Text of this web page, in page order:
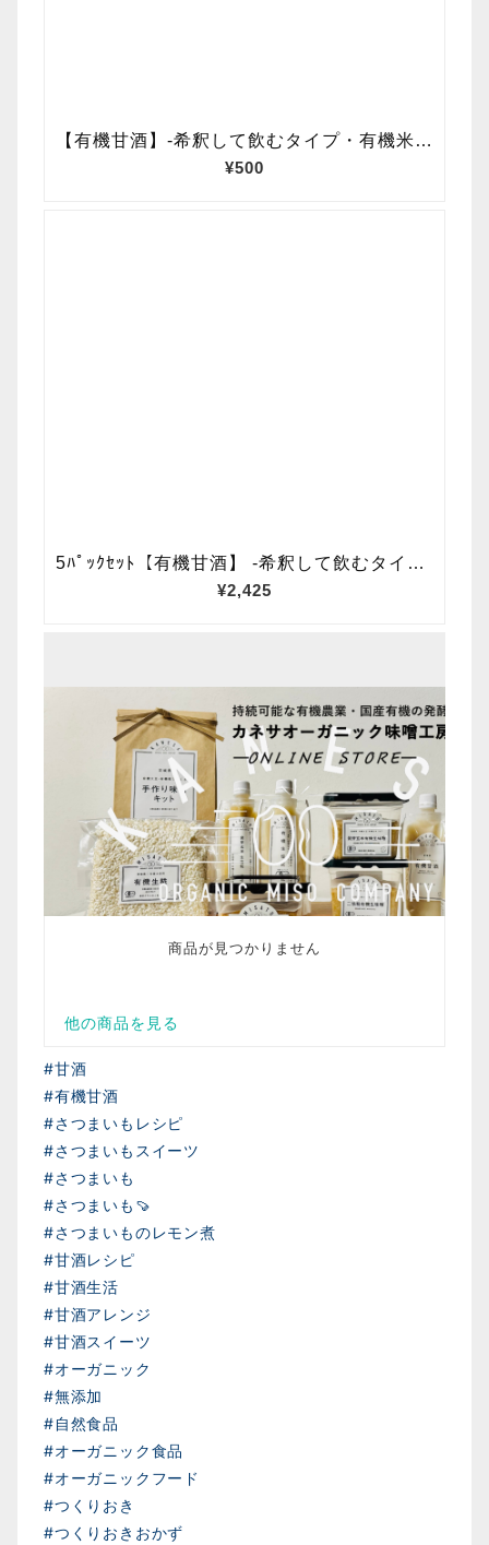
#甘酒
#有機甘酒
#さつまいもレシピ
#さつまいもスイーツ
#さつまいも
#さつまいも🍠
#さつまいものレモン煮
#甘酒レシピ
#甘酒生活
#甘酒アレンジ
#甘酒スイーツ
#オーガニック
#無添加
#自然食品
#オーガニック食品
#オーガニックフード
#つくりおき
#つくりおきおかず